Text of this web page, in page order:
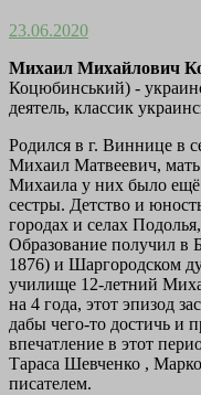
23.06.2020
Михаил Михайлович
Коцюбинський) -
деятель, классик
Родился в г. Виннице в
Михаил Матвеевич,
Михаила у них было ещё
сестры. Детство и
городах и селах
Образование получил в
1876) и Шаргородском
училище 12-летний
на 4 года, этот эпизод
дабы чего-то достичь и
впечатление в этот
Тараса Шевченко , Марко
писателем.